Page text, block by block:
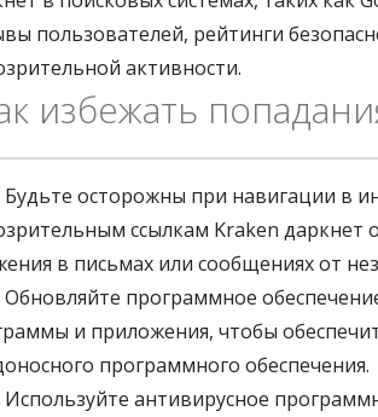
пользователей, рейтинги
активности.
избежать
Будьте осторожны при навигации в
ссылкам Kraken
в письмах или сообщениях от
Обновляйте программное
и приложения, чтобы
программного обеспечения.
Используйте антивирусное